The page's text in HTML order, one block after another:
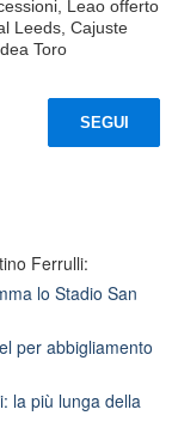
Leao offerto
Leeds, Cajuste
Toro
SEGUI
Ferrulli:
lo Stadio San
per abbigliamento
la più lunga della